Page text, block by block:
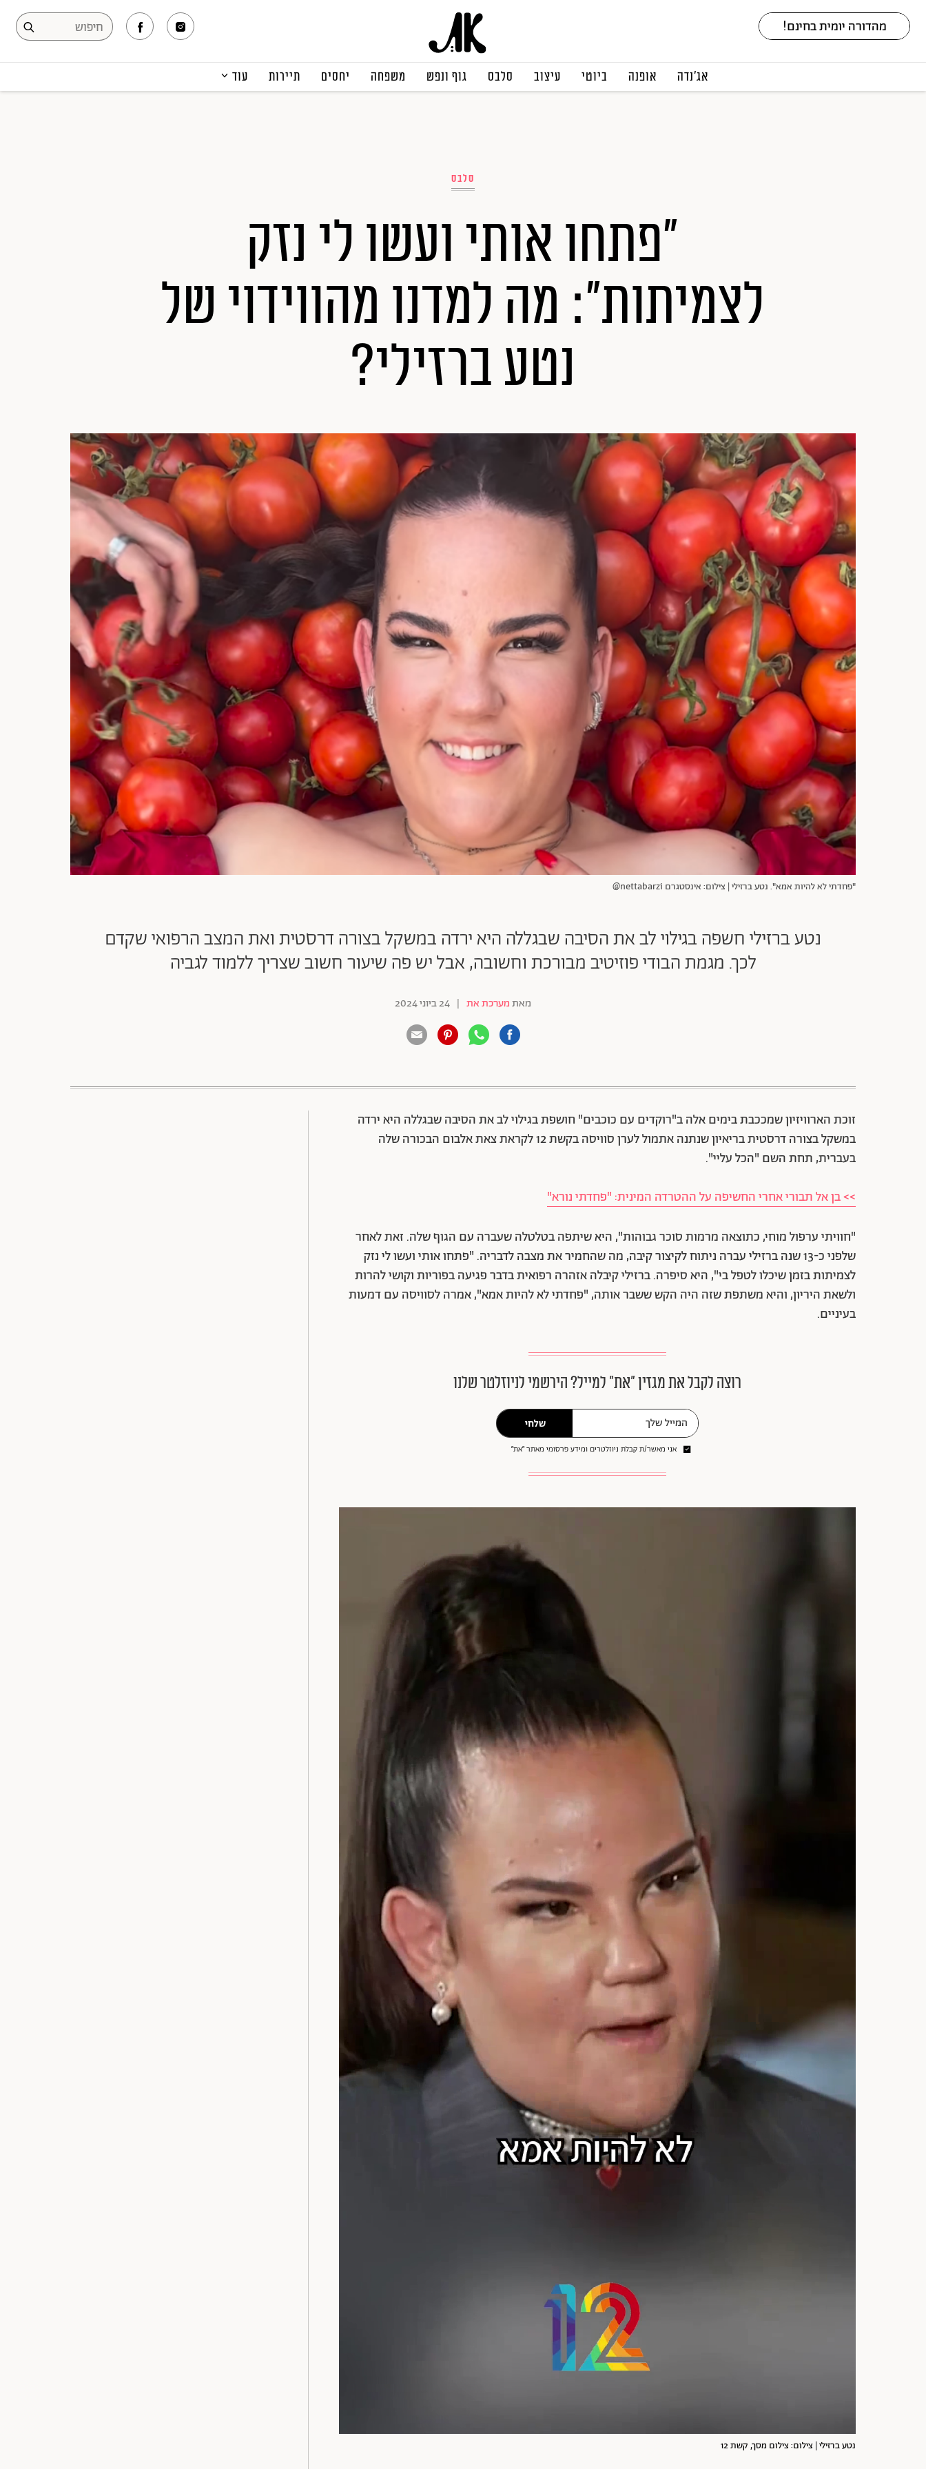
אג׳נדה אופנה ביוטי עיצוב סלבס גוף ונפש משפחה יחסים תיירות עוד
סלבס
"פתחו אותי ועשו לי נזק
לצמיתות": מה למדנו מהווידוי של
נטע ברזילי?
"פחדתי לא להיות אמא". נטע ברזילי | צילום: אינסטגרם nettabarzi@
נטע ברזילי חשפה בגילוי לב את הסיבה שבגללה היא ירדה במשקל בצורה דרסטית ואת המצב הרפואי שקדם
לכך. מגמת הבודי פוזיטיב מבורכת וחשובה, אבל יש פה שיעור חשוב שצריך ללמוד לגביה
מאתמערכת את | 24 ביוני 2024
זוכת הארוויזיון שמככבת בימים אלה ב"רוקדים עם כוכבים" חושפת בגילוי לב את הסיבה שבגללה היא ירדה
במשקל בצורה דרסטית בריאיון שנתנה אתמול לערן סוויסה בקשת 12 לקראת צאת אלבום הבכורה שלה
בעברית, תחת השם "הכל עליי".
>> בן אל תבורי אחרי החשיפה על ההטרדה המינית: "פחדתי נורא"
"חוויתי ערפול מוחי, כתוצאה מרמות סוכר גבוהות", היא שיתפה בטלטלה שעברה עם הגוף שלה. זאת לאחר
שלפני כ-13 שנה ברזילי עברה ניתוח לקיצור קיבה, מה שהחמיר את מצבה לדבריה. "פתחו אותי ועשו לי נזק
לצמיתות בזמן שיכלו לטפל בי", היא סיפרה. ברזילי קיבלה אזהרה רפואית בדבר פגיעה בפוריות וקושי להרות
ולשאת היריון, והיא משתפת שזה היה הקש ששבר אותה, "פחדתי לא להיות אמא", אמרה לסוויסה עם דמעות
בעיניים.
רוצה לקבל את מגזין ״את״ למייל? הירשמי לניוזלטר שלנו
שלחי
אני מאשר/ת קבלת ניוזלטרים ומידע פרסומי מאתר ״את״
נטע ברזילי | צילום: צילום מסך, קשת 12